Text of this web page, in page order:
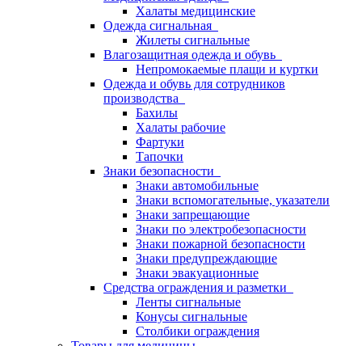
Халаты медицинские
Одежда сигнальная
Жилеты сигнальные
Влагозащитная одежда и обувь
Непромокаемые плащи и куртки
Одежда и обувь для сотрудников
производства
Бахилы
Халаты рабочие
Фартуки
Тапочки
Знаки безопасности
Знаки автомобильные
Знаки вспомогательные, указатели
Знаки запрещающие
Знаки по электробезопасности
Знаки пожарной безопасности
Знаки предупреждающие
Знаки эвакуационные
Средства ограждения и разметки
Ленты сигнальные
Конусы сигнальные
Столбики ограждения